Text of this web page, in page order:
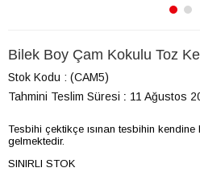
Bilek Boy Çam Kokulu Toz
Stok Kodu
(CAM5)
Tahmini Teslim Süresi : 11 Ağustos
Tesbihi çektikçe ısınan tesbihin
gelmektedir.
SINIRLI STOK